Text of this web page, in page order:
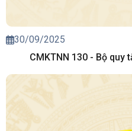
30/09/2025
CMKTNN 130 - Bộ